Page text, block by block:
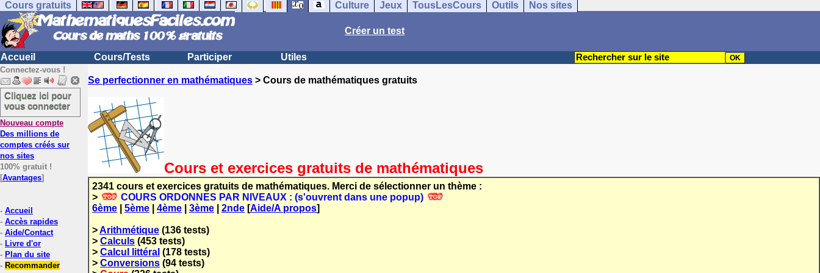
Cours gratuits Culture Jeux TousLesCours Outils Nos sites
Créer un test
Accueil Cours/Tests Participer Utiles
Connectez-vous !
Cliquez ici pour
vous connecter
Nouveau compte
Des millions de
comptes créés sur
nos sites
100% gratuit !
[Avantages]
- Accueil
- Accès rapides
- Aide/Contact
- Livre d'or
- Plan du site
- Recommander
Se perfectionner en mathématiques > Cours de mathématiques gratuits
Cours et exercices gratuits de mathématiques
2341 cours et exercices gratuits de mathématiques. Merci de sélectionner un thème :
>
COURS ORDONNES PAR NIVEAUX : (s'ouvrent dans une popup)
6ème
5ème 4ème 3ème 2nde [Aide/A propos]
>Arithmétique (136 tests)
> Calculs (453 tests)
> Calcul littéral (178 tests)
> Conversions (94 tests)